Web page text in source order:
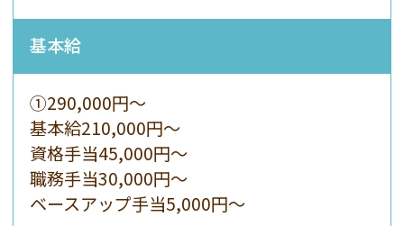
基本給
①290,000円〜
基本給210,000円〜
資格手当45,000円〜
職務手当30,000円〜
ベースアップ手当5,000円〜